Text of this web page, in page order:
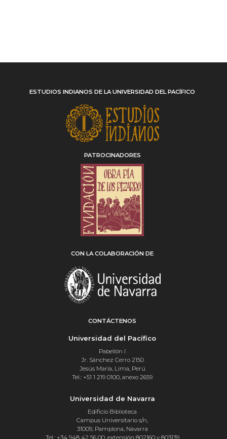
ESTUDIOS INDIANOS DE LA UNIVERSIDAD DEL PACÍFICO
PATROCINADORES
CON LA COLABORACIÓN DE
CONTÁCTENOS
Universidad del Pacífico
Pabellón I
Jr. Sánchez Cerro 2150
Jesús María, Lima, Perú
Tel.: +51 1 219 0100, anexo 2659
Universidad de Navarra
Edificio Biblioteca
Campus Universitario s/n,
31009, Pamplona, Navarra
Tel.: +34 948 42 56 00, extensión 802160 y 803139